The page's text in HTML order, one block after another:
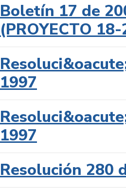
Boletín 17 de
(PROYECTO
1997
1997
Resolución 280